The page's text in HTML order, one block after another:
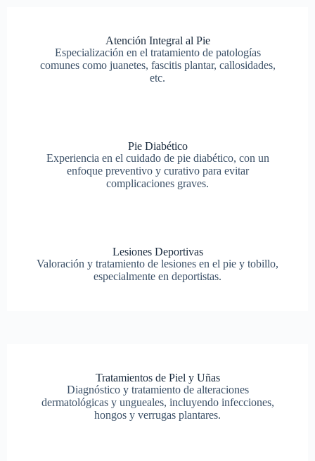
Atención Integral al Pie
Especialización en el tratamiento de patologías
comunes como juanetes, fascitis plantar, callosidades,
etc.
Pie Diabético
Experiencia en el cuidado de pie diabético, con un
enfoque preventivo y curativo para evitar
complicaciones graves.
Lesiones Deportivas
Valoración y tratamiento de lesiones en el pie y tobillo,
especialmente en deportistas.
Tratamientos de Piel y Uñas
Diagnóstico y tratamiento de alteraciones
dermatológicas y ungueales, incluyendo infecciones,
hongos y verrugas plantares.